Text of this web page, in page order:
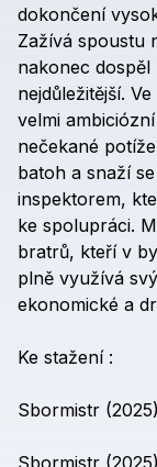
dokončení
Zažívá spoustu
nakonec dospěl
nejdůležitější. Ve
velmi ambiciózní
nečekané
batoh a snaží se
inspektorem,
ke spolupráci.
bratrů, kteří v
plně využívá
ekonomické a
Ke stažení :
Sbormistr (2025)
Sbormistr (2025)